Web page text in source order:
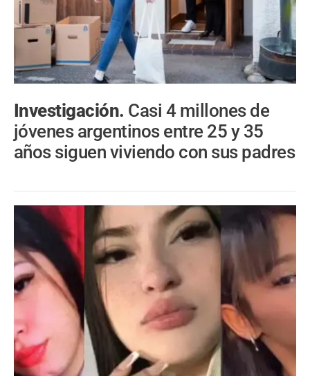
Investigación. Casi 4 millones de
jóvenes argentinos entre 25 y 35
años siguen viviendo con sus padres